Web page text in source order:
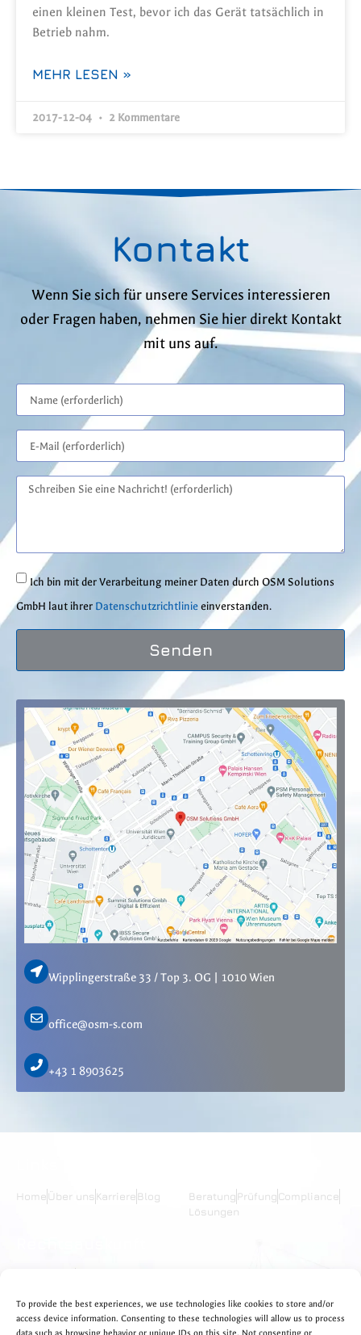
To provide the best experiences, we use technologies like cookies to store and/or
access device information. Consenting to these technologies will allow us to process
einen kleinen Test, bevor ich das Gerät tatsächlich in
Betrieb nahm.
MEHR LESEN »
2017-12-04 2 Kommentare
Kontakt
Wenn Sie sich für unsere Services interessieren
oder Fragen haben, nehmen Sie hier direkt Kontakt
mit uns auf.
Ich bin mit der Verarbeitung meiner Daten durch OSM Solutions
GmbH laut ihrer Datenschutzrichtlinie einverstanden.
Senden
Wipplingerstraße 33 / Top 3. OG | 1010 Wien
office@osm-s.com
+43 1 8903625
HomeÜber unsKarriereBlog BeratungPrüfungCompliance
Lösungen